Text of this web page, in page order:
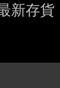
新存貨